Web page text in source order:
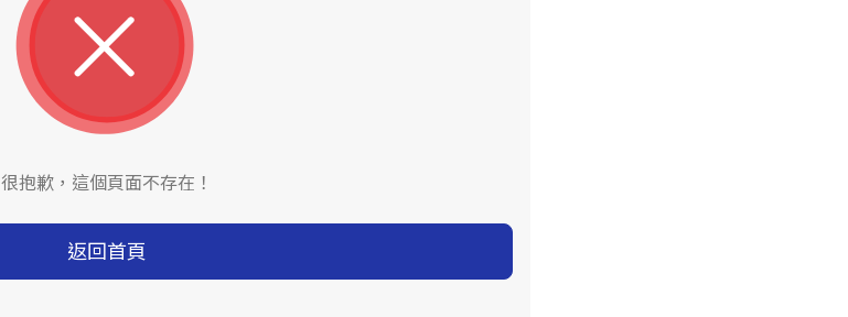
很抱歉，這個頁面不存在！
返回首頁